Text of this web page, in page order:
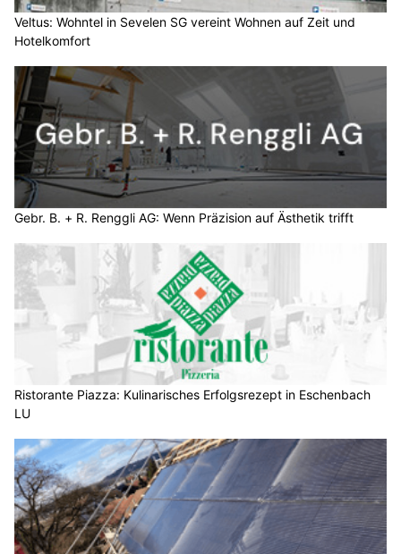
Veltus: Wohntel in Sevelen SG vereint Wohnen auf Zeit und
Hotelkomfort
Gebr. B. + R. Renggli AG: Wenn Präzision auf Ästhetik trifft
Ristorante Piazza: Kulinarisches Erfolgsrezept in Eschenbach
LU